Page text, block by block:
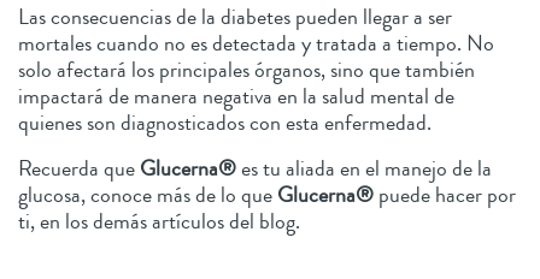
Las consecuencias de la diabetes pueden llegar a ser
mortales cuando no es detectada y tratada a tiempo. No
solo afectará los principales órganos, sino que también
impactará de manera negativa en la salud mental de
quienes son diagnosticados con esta enfermedad.
Recuerda queGlucerna®es tu aliada en el manejo de la
glucosa, conoce más de lo queGlucerna®puede hacer por
ti, en los demás artículos del blog.